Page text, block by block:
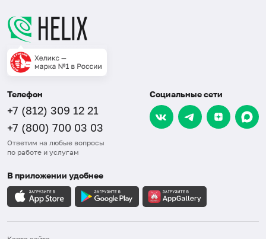
Телефон
+7 (812) 309 12 21
+7 (800) 700 03 03
Ответим на любые вопросы
по работе и услугам
Социальные сети
В приложении удобнее